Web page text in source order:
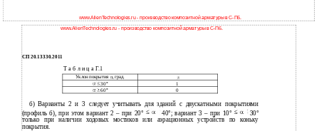
www.AlienTechnologies.ru - производство композитной арматуры в С-Пб.
www.AlienTechnologies.ru - производство композитной арматуры в С-Пб.
СП 20.13330.2011
Т а б л и ц а Г.1
Уклон покрытия , град.
30°
1
60° 0
б) Варианты 2 и 3 следует учитывать для зданий с двускатными покрытиями
(профиль б), при этом вариант 2 – при 20° 40°; вариант 3 – при 10° 30°
только при наличии ходовых мостиков или аэрационных устройств по коньку
покрытия.